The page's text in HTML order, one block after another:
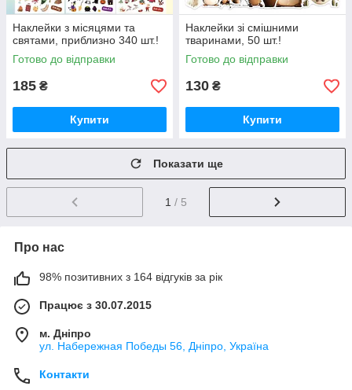
Наклейки з місяцями та
святами, приблизно 340 шт.!
Готово до відправки
185 ₴
Купити
Наклейки зі смішними
тваринами, 50 шт.!
Готово до відправки
130 ₴
Купити
Показати ще
1 / 5
Про нас
98% позитивних з 164 відгуків за рік
Працює з 30.07.2015
м. Дніпро
ул. Набережная Победы 56, Дніпро, Україна
Контакти